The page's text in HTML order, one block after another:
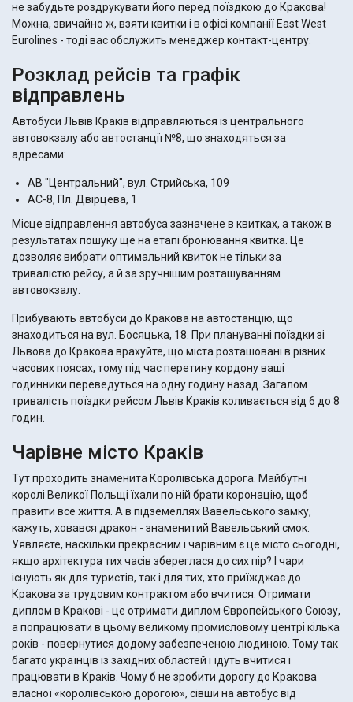
не забудьте роздрукувати його перед поїздкою до Кракова!
Можна, звичайно ж, взяти квитки і в офісі компанії East West
Eurolines - тоді вас обслужить менеджер контакт-центру.
Розклад рейсів та графік
відправлень
Автобуси Львів Краків відправляються із центрального
автовокзалу або автостанції №8, що знаходяться за
адресами:
АВ "Центральний", вул. Стрийська, 109
АС-8, Пл. Двірцева, 1
Місце відправлення автобуса зазначене в квитках, а також в
результатах пошуку ще на етапі бронювання квитка. Це
дозволяє вибрати оптимальний квиток не тільки за
тривалістю рейсу, а й за зручнішим розташуванням
автовокзалу.
Прибувають автобуси до Кракова на автостанцію, що
знаходиться на вул. Босяцька, 18. При плануванні поїздки зі
Львова до Кракова врахуйте, що міста розташовані в різних
часових поясах, тому під час перетину кордону ваші
годинники переведуться на одну годину назад. Загалом
тривалість поїздки рейсом Львів Краків коливається від 6 до 8
годин.
Чарівне місто Краків
Тут проходить знаменита Королівська дорога. Майбутні
королі Великої Польщі їхали по ній брати коронацію, щоб
правити все життя. А в підземеллях Вавельського замку,
кажуть, ховався дракон - знаменитий Вавельський смок.
Уявляєте, наскільки прекрасним і чарівним є це місто сьогодні,
якщо архітектура тих часів збереглася до сих пір? І чари
існують як для туристів, так і для тих, хто приїжджає до
Кракова за трудовим контрактом або вчитися. Отримати
диплом в Кракові - це отримати диплом Європейського Союзу,
а попрацювати в цьому великому промисловому центрі кілька
років - повернутися додому забезпеченою людиною. Тому так
багато українців із західних областей і їдуть вчитися і
працювати в Краків. Чому б не зробити дорогу до Кракова
власної «королівською дорогою», сівши на автобус від